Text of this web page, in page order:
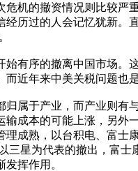
危机的撤资情况则比较严
历过的人会记忆犹新。
始有序的撤离中国市场。
近年来中美关税问题也
属于产业，而产业则有
成本的可能上涨，另外
成熟，以台积电、富士
三星为代表的撤出，富
挥作用。